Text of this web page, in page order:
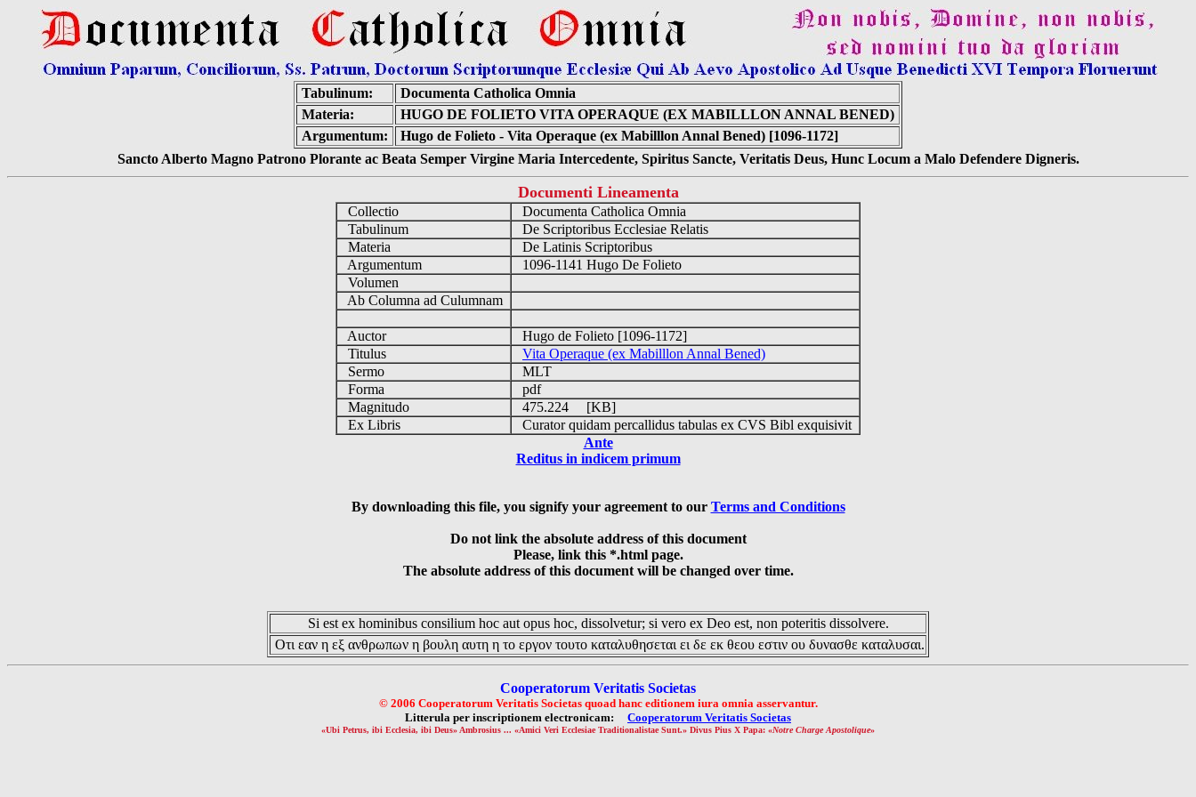
Tabulinum:
Documenta Catholica Omnia
Materia:
HUGO DE FOLIETO VITA OPERAQUE (EX MABILLLON ANNAL BENED)
Argumentum:
Hugo de Folieto - Vita Operaque (ex Mabilllon Annal Bened) [1096-1172]
Sancto Alberto Magno Patrono Plorante ac Beata Semper Virgine Maria Intercedente, Spiritus Sancte, Veritatis Deus, Hunc Locum a Malo Defendere Digneris.
Documenti Lineamenta
Collectio
Documenta Catholica Omnia
Tabulinum
De Scriptoribus Ecclesiae Relatis
Materia
De Latinis Scriptoribus
Argumentum
1096-1141 Hugo De Folieto
Volumen
Ab Columna ad Culumnam
Auctor
Hugo de Folieto [1096-1172]
Titulus
Vita Operaque (ex Mabilllon Annal Bened)
Sermo
MLT
Forma
pdf
Magnitudo
475.224 [KB]
Ex Libris
Curator quidam percallidus tabulas ex CVS Bibl exquisivit
Ante
Reditus in indicem primum
By downloading this file, you signify your agreement to our Terms and Conditions
Do not link the absolute address of this document
Please, link this *.html page.
The absolute address of this document will be changed over time.
Si est ex hominibus consilium hoc aut opus hoc, dissolvetur; si vero ex Deo est, non poteritis dissolvere.
Οτι εαν η εξ ανθρωπων η βουλη αυτη η το εργον τουτο καταλυθησεται ει δε εκ θεου εστιν ου δυνασθε καταλυσαι.
Cooperatorum Veritatis Societas
© 2006 Cooperatorum Veritatis Societas quoad hanc editionem iura omnia asservantur.
Litterula per inscriptionem electronicam: Cooperatorum Veritatis Societas
«Ubi Petrus, ibi Ecclesia, ibi Deus» Ambrosius ... «Amici Veri Ecclesiae Traditionalistae Sunt.» Divus Pius X Papa: «Notre Charge Apostolique»